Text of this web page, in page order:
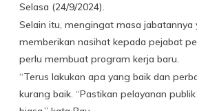
Selasa (24/9/2024).
Selain itu, mengingat masa jabatannya
memberikan nasihat kepada pejabat
perlu membuat program kerja baru.
“Terus lakukan apa yang baik dan
kurang baik. “Pastikan pelayanan